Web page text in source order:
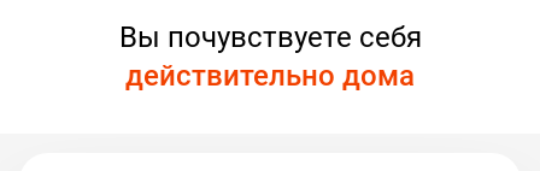
Вы почувствуете себя
действительно дома